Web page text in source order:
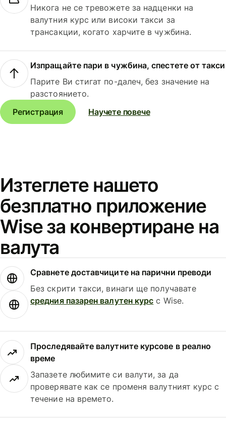
Никога не се тревожете за надценки на
валутния курс или високи такси за
трансакции, когато харчите в чужбина.
Изпращайте пари в чужбина, спестете от такси
Парите Ви стигат по-далеч, без значение на
разстоянието.
Регистрация
Научете повече
Изтеглете нашето
безплатно приложение
Wise за конвертиране на
валута
Сравнете доставчиците на парични преводи
Без скрити такси, винаги ще получавате
средния пазарен валутен курс с Wise.
Проследявайте валутните курсове в реално
време
Запазете любимите си валути, за да
проверявате как се променя валутният курс с
течение на времето.